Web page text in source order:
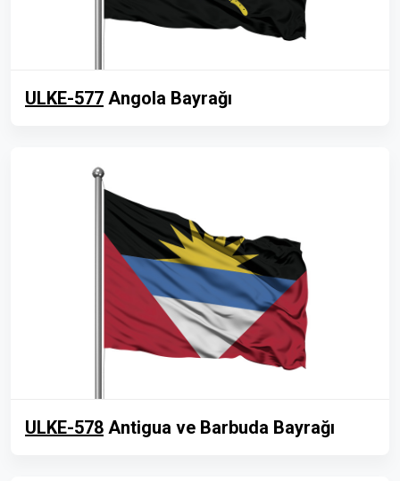
ULKE-577 Angola Bayrağı
ULKE-578 Antigua ve Barbuda Bayrağı